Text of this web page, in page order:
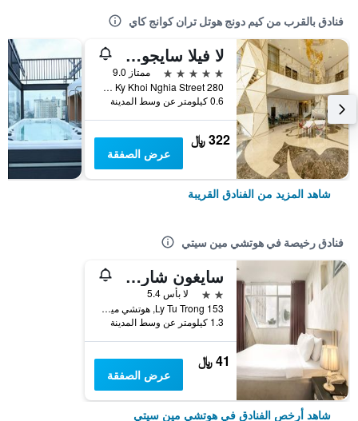
فنادق بالقرب من كيم دونج هوتل تران كوانج كاي
لا فيلا سايجون هوتل
5 نجوم
ممتاز 9.0
280 Nam Ky Khoi Nghia Street, هوتشي مين سيتي, فيتنام
0.6 كيلومتر عن وسط المدينة
322 ﷼
عرض الصفقة
شاهد المزيد من الفنادق القريبة
فنادق رخيصة في هوتشي مين سيتي
سايغون شارم هوتل
2 نجمتين
لا بأس 5.4
153 Ly Tu Trong, هوتشي مين سيتي, فيتنام
1.3 كيلومتر عن وسط المدينة
41 ﷼
عرض الصفقة
شاهد أرخص الفنادق في هوتشي مين سيتي